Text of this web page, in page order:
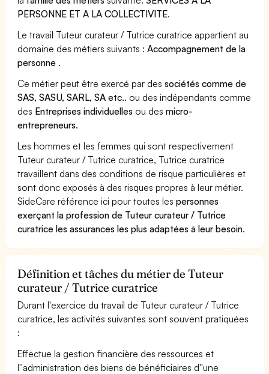
PERSONNE ET A LA COLLECTIVITE.
Le travail Tuteur curateur / Tutrice curatrice appartient au
domaine des métiers suivants :Accompagnement de la
personne .
Ce métier peut être exercé par dessociétés comme de
SAS, SASU, SARL, SA etc.. ou des indépendants comme
des Entreprises individuelles ou desmicro-
entrepreneurs.
Les hommes et les femmes qui sont respectivement
Tuteur curateur / Tutrice curatrice, Tutrice curatrice
travaillent dans des conditions de risque particulières et
sont donc exposés à des risques propres à leur métier.
SideCare référence ici pour toutes lespersonnes
exerçant la profession de Tuteur curateur / Tutrice
curatrice les assurances les plus adaptées à leur besoin.
Définition et tâches du métier de Tuteur
curateur / Tutrice curatrice
Durant l'exercice du travail de Tuteur curateur / Tutrice
curatrice, les activités suivantes sont souvent pratiquées
:
Effectue la gestion financière des ressources et
l''administration des biens de bénéficiaires d''une